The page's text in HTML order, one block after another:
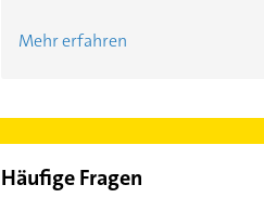
Mehr erfahren
Häufige Fragen